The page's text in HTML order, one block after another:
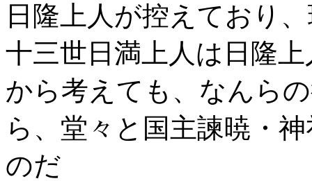
日隆上人が控えており
十三世日満上人は日隆
から考えても、なんら
ら、堂々と国主諫暁・
のだ